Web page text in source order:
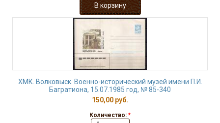
ХМК. Волковыск. Военно-исторический музей имени П.И.
Багратиона, 15.07.1985 год, № 85-340
150,00 руб.
Количество: *